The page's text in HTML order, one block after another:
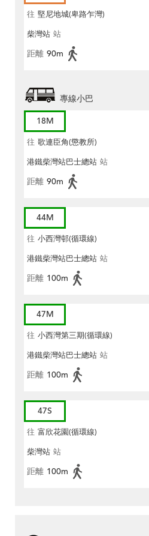
往 堅尼地城(卑路乍灣)
柴灣站 站
距離 90m
專線小巴
18M
往 歌連臣角(懲教所)
港鐵柴灣站巴士總站 站
距離 90m
44M
往 小西灣邨(循環線)
港鐵柴灣站巴士總站 站
距離 100m
47M
往 小西灣第三期(循環線)
港鐵柴灣站巴士總站 站
距離 100m
47S
往 富欣花園(循環線)
柴灣站 站
距離 100m